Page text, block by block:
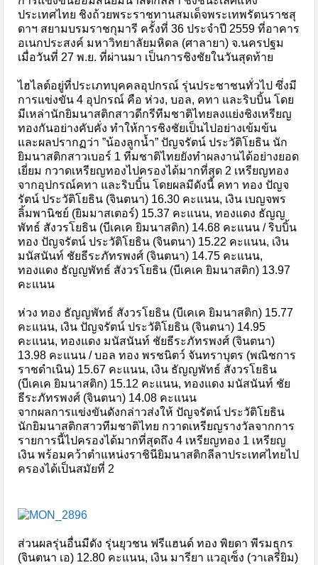
ประเทศไทย ชิงถ้วยพระราชทานสมเด็จพระเทพรัตนราชสุ
ดาฯ สยามบรมราชกุมารี ครั้งที่ 36 ประจำปี 2559 ที่อาคาร
อเนกประสงค์ มหาวิทยาลัยมหิดล (ศาลายา) จ.นครปฐม
เมื่อวันที่ 27 พ.ย. ที่ผ่านมา เป็นการชิงชัยในวันสุดท้าย
ไฮไลต์อยู่ที่ประเภทบุคคลอุปกรณ์ รุ่นประชาชนทั่วไป ซึ่งมี
การแข่งขัน 4 อุปกรณ์ คือ ห่วง, บอล, คทา และริบบิ้น โดย
มีเหล่านักยิมนาสติกสาวดีกรีทีมชาติไทยลงแย่งชิงเหรียญ
ทองกันอย่างคับคั่ง ทำให้การชิงชัยเป็นไปอย่างเข้มข้น
และผลปรากฏว่า ”น้องลูกน้ำ” ปัญจรัตน์ ประวัติโยธิน นัก
ยิมนาสติกสาวเบอร์ 1 ทีมชาติไทยยังทำผลงานได้อย่างยอด
เยี่ยม กวาดเหรียญทองไปครองได้มากที่สุด 2 เหรียญทอง
จากอุปกรณ์คทา และริบบิ้น โดยผลมีดังนี้ คทา ทอง ปัญจ
รัตน์ ประวัติโยธิน (จินตนา) 16.30 คะแนน, เงิน เบญจพร
ลิ้มพานิชย์ (ยิมมาสเตอร์) 15.37 คะแนน, ทองแดง ธัญญ
พัทธ์ สังวรโยธิน (บีเคเค ยิมนาสติก) 14.68 คะแนน / ริบบิ้น
ทอง ปัญจรัตน์ ประวัติโยธิน (จินตนา) 15.22 คะแนน, เงิน
มนัสนันท์ ชัยธีระภัทรพงศ์ (จินตนา) 14.75 คะแนน,
ทองแดง ธัญญพัทธ์ สังวรโยธิน (บีเคเค ยิมนาสติก) 13.97
คะแนน
ห่วง ทอง ธัญญพัทธ์ สังวรโยธิน (บีเคเค ยิมนาสติก) 15.77
คะแนน, เงิน ปัญจรัตน์ ประวัติโยธิน (จินตนา) 14.95
คะแนน, ทองแดง มนัสนันท์ ชัยธีระภัทรพงศ์ (จินตนา)
13.98 คะแนน / บอล ทอง พรชนิตว์ จันทราบุตร (พณิชการ
ราชดำเนิน) 15.67 คะแนน, เงิน ธัญญพัทธ์ สังวรโยธิน
(บีเคเค ยิมนาสติก) 15.12 คะแนน, ทองแดง มนัสนันท์ ชัย
ธีระภัทรพงศ์ (จินตนา) 14.08 คะแนน
จากผลการแข่งขันดังกล่าวส่งให้ ปัญจรัตน์ ประวัติโยธิน
นักยิมนาสติกสาวทีมชาติไทย กวาดเหรียญรางวัลจากการ
รายการนี้ไปครองได้มากที่สุดถึง 4 เหรียญทอง 1 เหรียญ
เงิน พร้อมคว้าตำแหน่งราชินียิมนาสติกลีลาประเทศไทยไป
ครองได้เป็นสมัยที่ 2
ส่วนผลรุ่นอื่นมีดัง รุ่นยุวชน ฟรีแฮนด์ ทอง พิยดา พีรมธุกร
(จินตนา เอ) 12.80 คะแนน, เงิน มารียา แวอุเซ็ง (วาเลรี่ยิม)